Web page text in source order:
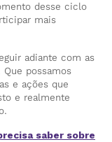
desse ciclo
mais
adiante com as
possamos
e ações que
e realmente
saber sobre